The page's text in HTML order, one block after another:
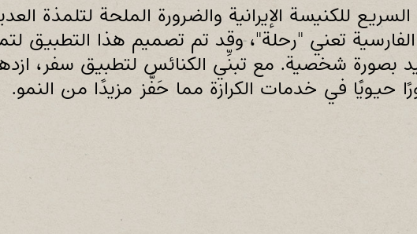
للكنيسة الإيرانية والضرورة الملحة لتلمذة
الفارسية تعني "رحلة"، وقد تم تصميم هذا
شخصية. مع تبنِّي الكنائس لتطبيق سفر،
حيويًا في خدمات الكرازة مما حَفَّز مزيدًا من النمو.